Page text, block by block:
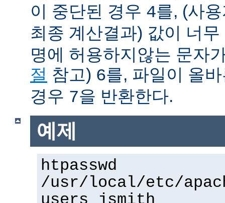
이 중단된 경우 4를, (사
최종 계산결과) 값이 너
명에 허용하지않는 문자
절 참고) 6를, 파일이 올
경우 7을 반환한다.
예제
htpasswd
/usr/local/etc/